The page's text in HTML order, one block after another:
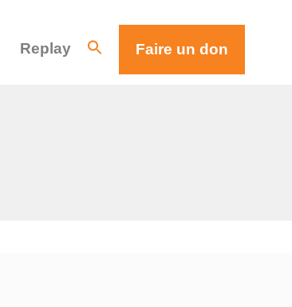
Replay Faire un don